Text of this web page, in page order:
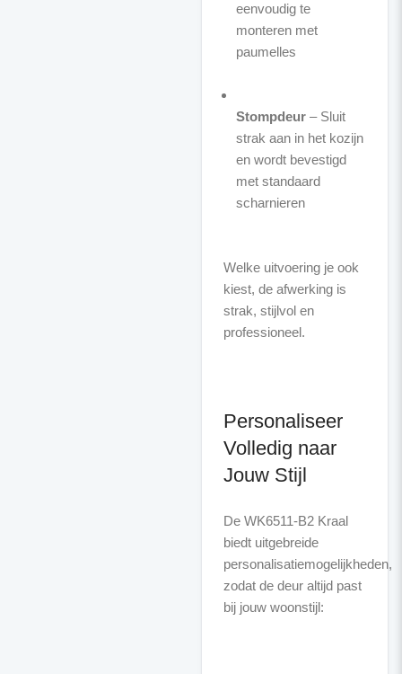
eenvoudig te
monteren met
paumelles
Stompdeur– Sluit
strak aan in het kozijn
en wordt bevestigd
met standaard
scharnieren
Welke uitvoering je ook
kiest, de afwerking is
strak, stijlvol en
professioneel.
Personaliseer
Volledig naar
Jouw Stijl
De WK6511-B2 Kraal
biedt uitgebreide
personalisatiemogelijkheden,
zodat de deur altijd past
bij jouw woonstijl: